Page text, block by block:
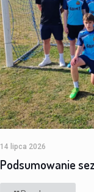
14 lipca 2026
Podsumowanie